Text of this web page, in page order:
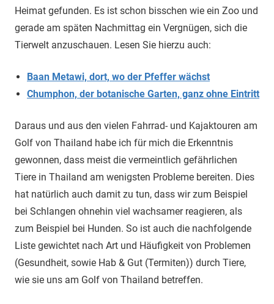
Heimat gefunden. Es ist schon bisschen wie ein Zoo und
gerade am späten Nachmittag ein Vergnügen, sich die
Tierwelt anzuschauen. Lesen Sie hierzu auch:
Baan Metawi, dort, wo der Pfeffer wächst
Chumphon, der botanische Garten, ganz ohne Eintritt
Daraus und aus den vielen Fahrrad- und Kajaktouren am
Golf von Thailand habe ich für mich die Erkenntnis
gewonnen, dass meist die vermeintlich gefährlichen
Tiere in Thailand am wenigsten Probleme bereiten. Dies
hat natürlich auch damit zu tun, dass wir zum Beispiel
bei Schlangen ohnehin viel wachsamer reagieren, als
zum Beispiel bei Hunden. So ist auch die nachfolgende
Liste gewichtet nach Art und Häufigkeit von Problemen
(Gesundheit, sowie Hab & Gut (Termiten)) durch Tiere,
wie sie uns am Golf von Thailand betreffen.